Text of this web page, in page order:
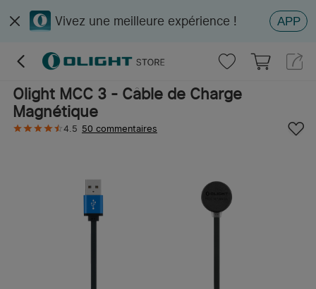
Vivez une meilleure expérience ! APP
Olight MCC 3 - Câble de Charge
Magnétique
4.5 50 commentaires